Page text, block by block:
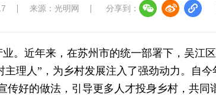
来源：光明网 分享到：
。近年来，在苏州市的统一部署下，吴江
主理人”，为乡村发展注入了强劲动力。自
传好的做法，引导更多人才投身乡村，共同